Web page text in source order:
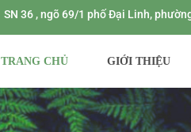
SN 36 , ngõ 69/1 phố Đại Linh,
TRANG CHỦ GIỚI THIỆU